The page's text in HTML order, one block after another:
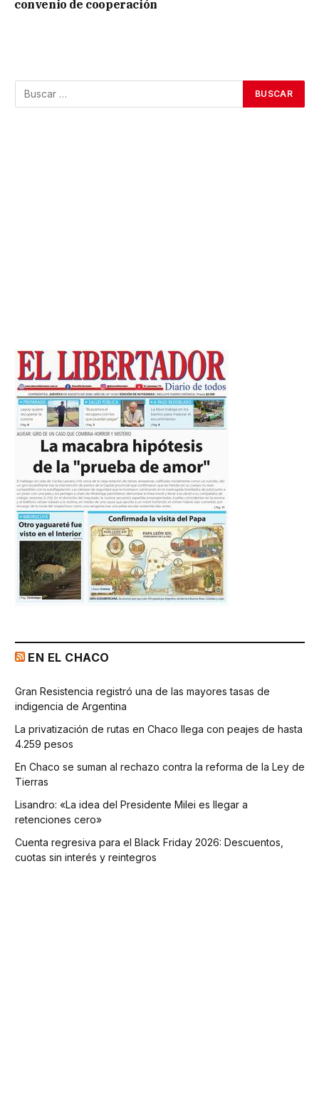
convenio de cooperación
EN EL CHACO
Gran Resistencia registró una de las mayores tasas de
indigencia de Argentina
La privatización de rutas en Chaco llega con peajes de hasta
4.259 pesos
En Chaco se suman al rechazo contra la reforma de la Ley de
Tierras
Lisandro: «La idea del Presidente Milei es llegar a
retenciones cero»
Cuenta regresiva para el Black Friday 2026: Descuentos,
cuotas sin interés y reintegros